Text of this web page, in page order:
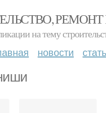
на тему
новости